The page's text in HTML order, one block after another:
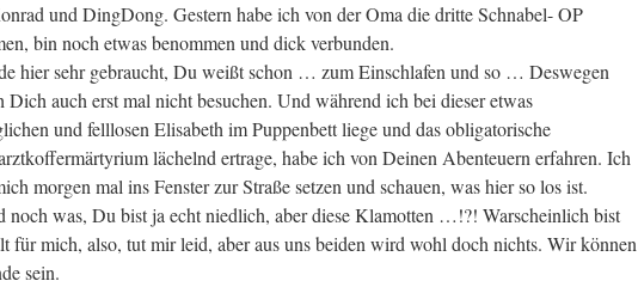
und DingDong. Gestern habe ich von der Oma die dritte Schnabel- OP
bin noch etwas benommen und dick verbunden.
hier sehr gebraucht, Du weißt schon … zum Einschlafen und so … Deswegen
Dich auch erst mal nicht besuchen. Und während ich bei dieser etwas
und felllosen Elisabeth im Puppenbett liege und das obligatorische
lächelnd ertrage, habe ich von Deinen Abenteuern erfahren. Ich
morgen mal ins Fenster zur Straße setzen und schauen, was hier so los ist.
noch was, Du bist ja echt niedlich, aber diese Klamotten …!?! Warscheinlich bist
für mich, also, tut mir leid, aber aus uns beiden wird wohl doch nichts. Wir können
sein.